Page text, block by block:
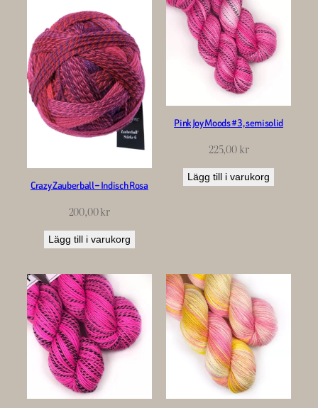
Crazy Zauberball – Indisch Rosa
200,00kr
Lägg till i varukorg
Pink Joy Moods #3, semisolid
225,00kr
Lägg till i varukorg